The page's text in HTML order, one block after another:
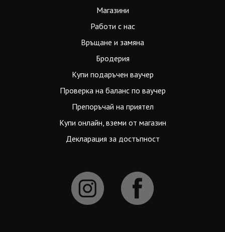
Магазини
Работи с нас
Връщане и замяна
Бродерия
Купи подаръчен ваучер
Проверка на баланс по ваучер
Препоръчай на приятел
Купи онлайн, вземи от магазин
Декларация за достъпност